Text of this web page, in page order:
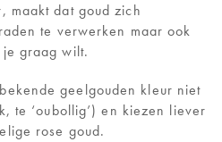
maakt dat goud zich
te verwerken maar ook
graag wilt.
geelgouden kleur niet
te ‘oubollig’) en kiezen liever
rose goud.